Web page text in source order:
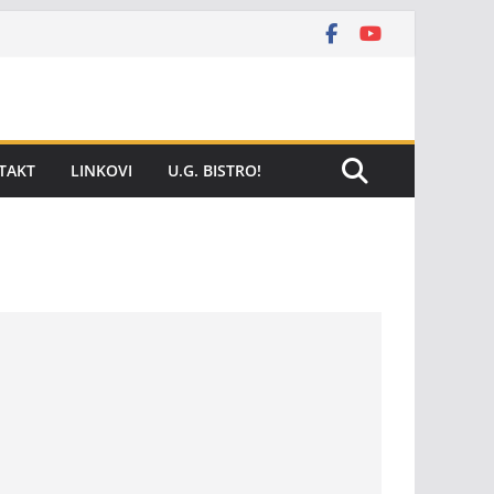
LINKOVI U.G. BISTRO!